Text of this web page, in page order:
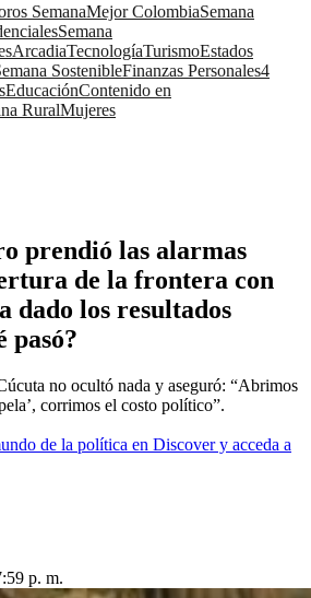
SemanaMejor ColombiaSemana
Semana
ArcadiaTecnologíaTurismoEstados
SostenibleFinanzas Personales4
EducaciónContenido en
RuralMujeres
prendió las alarmas
de la frontera con
dado los resultados
pasó?
no ocultó nada y aseguró: “Abrimos
corrimos el costo político”.
de la política en Discover y acceda a
p. m.